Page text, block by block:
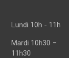
Lundi 10h - 11h
Mardi 10h30 –
11h30